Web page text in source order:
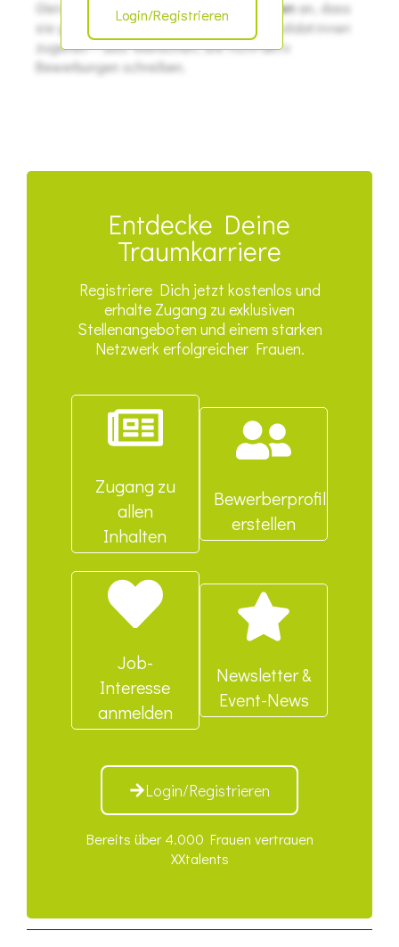
Gleichzeitig geben68 % der Unternehmenan, dass
sie gezielt auf sogenanntepassive Kandidat:innen
zugehen – also Menschen, dienichtaktiv
Bewerbungen schreiben.
Login/Registrieren
Entdecke Deine
Traumkarriere
Registriere Dich jetzt kostenlos und
erhalte Zugang zu exklusiven
Stellenangeboten und einem starken
Netzwerk erfolgreicher Frauen.
Zugang zu
allen
Inhalten
Bewerberprofil
erstellen
Job-
Interesse
anmelden
Newsletter &
Event-News
Login/Registrieren
Bereits über 4.000 Frauen vertrauen
XXtalents